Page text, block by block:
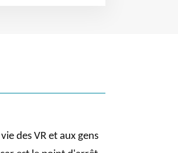
des VR et aux gens